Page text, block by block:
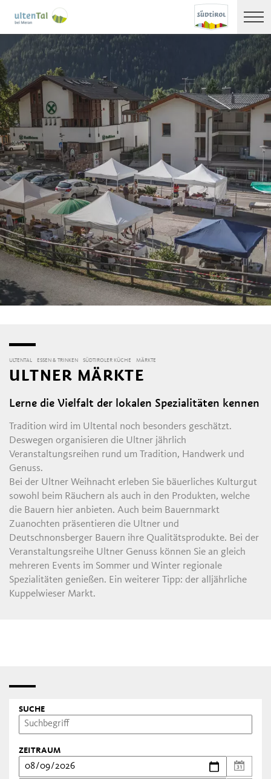
ULTENTAL ESSEN & TRINKEN SÜDTIROLER KÜCHE MÄRKTE
ULTNER MÄRKTE
Lerne die Vielfalt der lokalen Spezialitäten kennen
Tradition wird im Ultental noch besonders geschätzt.
Deswegen organisieren die Ultner jährlich
Veranstaltungsreihen rund um Tradition, Handwerk und
Genuss.
Bei der Ultner Weihnacht erleben Sie bäuerliches Kulturgut
sowohl beim Räuchern als auch in den Produkten, welche
die Bauern hier anbieten. Auch beim Bauernmarkt
Zuanochten präsentieren die Ultner und
Deutschnonsberger Bauern ihre Qualitätsprodukte. Bei der
Veranstaltungsreihe Ultner Genuss können Sie an gleich
mehreren Events im Sommer und Winter regionale
Spezialitäten genießen. Ein weiterer Tipp: der alljährliche
Kuppelwieser Markt.
SUCHE
ZEITRAUM